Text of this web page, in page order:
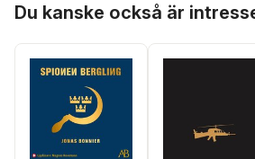
Du kanske också är